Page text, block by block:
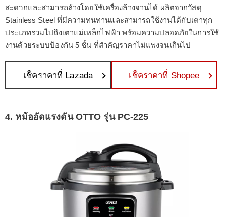
สะดวกและสามารถล้างโดยใช้เครื่องล้างจานได้ ผลิตจากวัสดุ
Stainless Steel ที่มีความทนทานและสามารถใช้งานได้กับเตาทุก
ประเภทรวมไปถึงเตาแม่เหล็กไฟฟ้า พร้อมความปลอดภัยในการใช้
งานด้วยระบบป้องกัน 5 ชั้น ที่สำคัญราคาไม่แพงจนเกินไป
เช็คราคาที่ Lazada เช็คราคาที่ Shopee
4. หม้ออัดแรงดัน OTTO รุ่น PC-225